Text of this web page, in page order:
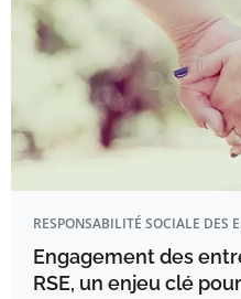
RESPONSABILITÉ SOCIALE DES
Engagement des
RSE, un enjeu clé